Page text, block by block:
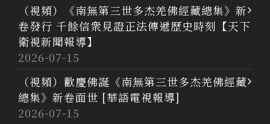
（視頻）《南無第三世多杰羌佛經藏總集》新
卷發行 千餘信衆見證正法傳遞歷史時刻【天下
衛視新聞報導】
2026-07-15
（視頻）歡慶佛誕《南無第三世多杰羌佛經藏
總集》新卷面世 [華語電視報導]
2026-07-15